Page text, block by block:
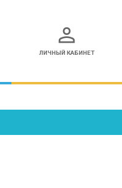
person
ЛИЧНЫЙ КАБИНЕТ